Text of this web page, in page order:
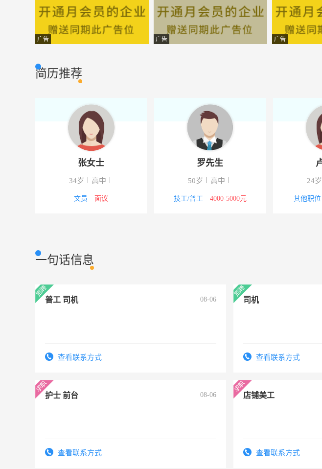
多媒体设计与制作 其它类型 湘西奔跑者文体用品有限公司
门店文员 市场营销 长沙炬圣房地产经纪有限公司
硬件工程师
区域经理 市场营销 湖南清源机电设备有限公司
大区经理 市场营销 湖南清源机电设备有限公司
市场营销 湘西新金凤凰农业开发有限公司
茶艺培训师 市场营销 湘西新金凤凰农业开发有限公司
广告 广告 广告
简历推荐
张女士
34岁 高中
文员 面议
罗先生
50岁 高中
技工/普工 4000-5000元
24岁
其他职位
一句话信息
普工 司机 08-06
查看联系方式
司机
查看联系方式
护士 前台 08-06
查看联系方式
店铺美工
查看联系方式